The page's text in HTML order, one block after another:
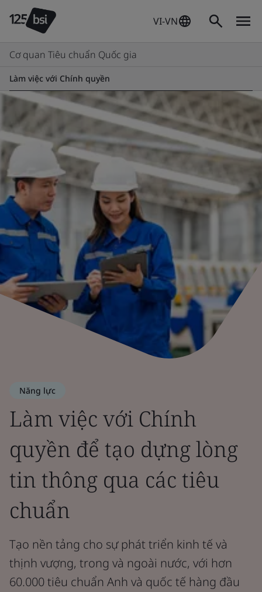
VI-VN
Cơ quan Tiêu chuẩn Quốc gia
Làm việc với Chính quyền
Năng lực
Làm việc với Chính
quyền để tạo dựng lòng
tin thông qua các tiêu
chuẩn
Tạo nền tảng cho sự phát triển kinh tế và
thịnh vượng, trong và ngoài nước, với hơn
60.000 tiêu chuẩn Anh và quốc tế hàng đầu